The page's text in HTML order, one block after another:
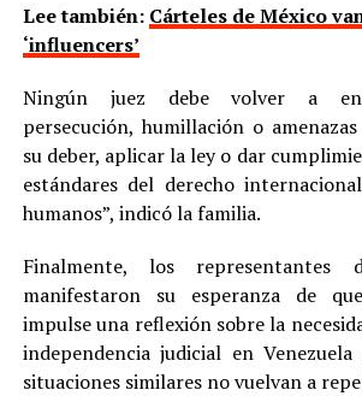
Lee también: Cárteles de México
‘influencers’
Ningún juez debe volver a
persecución, humillación o
su deber, aplicar la ley o dar
estándares del derecho
humanos”, indicó la familia.
Finalmente, los
manifestaron su esperanza de
impulse una reflexión sobre la
independencia judicial en
situaciones similares no vuelvan a